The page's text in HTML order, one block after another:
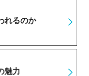
れるのか
魅力